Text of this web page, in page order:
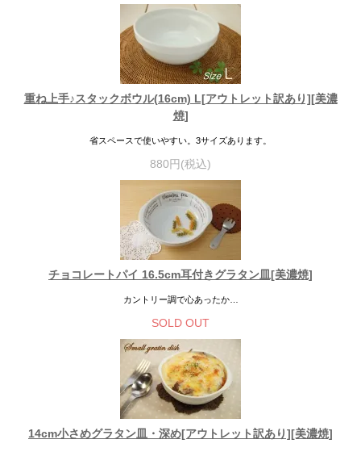
重ね上手♪スタックボウル(16cm) L[アウトレット訳あり][美濃
焼]
省スペースで使いやすい。3サイズあります。
880円(税込)
チョコレートパイ 16.5cm耳付きグラタン皿[美濃焼]
カントリー調で心あったか…
SOLD OUT
14cm小さめグラタン皿・深め[アウトレット訳あり][美濃焼]